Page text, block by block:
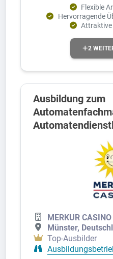
Flexible
Hervorragende
2
Ausbildung zum
MERKUR
Münster,
Top-Ausbilder